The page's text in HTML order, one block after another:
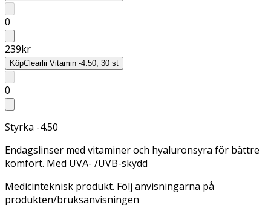
0
239kr
KöpClearlii Vitamin -4.50, 30 st
0
Styrka -4.50
Endagslinser med vitaminer och hyaluronsyra för bättre
komfort. Med UVA- /UVB-skydd
Medicinteknisk produkt. Följ anvisningarna på
produkten/bruksanvisningen